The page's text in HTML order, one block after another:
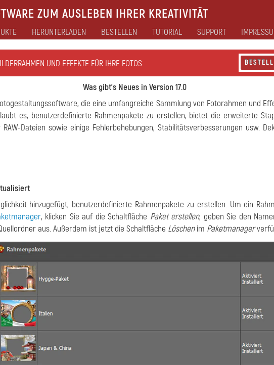
ZUM AUSLEBEN IHRER KREATIVITÄT
HERUNTERLADEN BESTELLEN TUTORIAL SUPPORT
UND EFFEKTE FÜR IHRE FOTOS
Was gibt's Neues in Version 17.0
die eine umfangreiche Sammlung von Fotorahmen und
es, benutzerdefinierte Rahmenpakete zu erstellen, bietet die erweiterte
Dateien sowie einige Fehlerbehebungen, Stabilitätsverbesserungen usw.
hinzugefügt, benutzerdefinierte Rahmenpakete zu erstellen. Um ein
, klicken Sie auf die Schaltfläche Paket erstellen, geben Sie den
aus. Außerdem ist jetzt die Schaltfläche Löschenim Paketmanager